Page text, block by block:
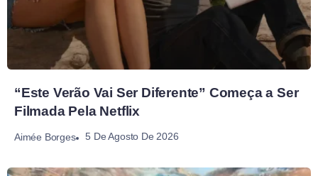
“Este Verão Vai Ser Diferente” Começa a Ser
Filmada Pela Netflix
Aimée Borges 5 De Agosto De 2026